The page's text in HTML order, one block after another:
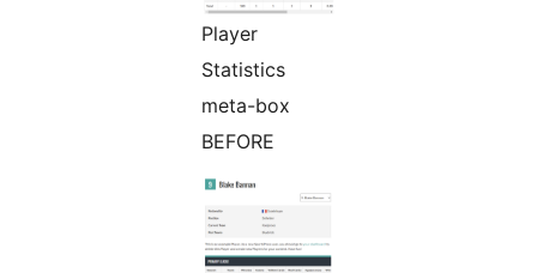
Player
Statistics
meta-box
BEFORE